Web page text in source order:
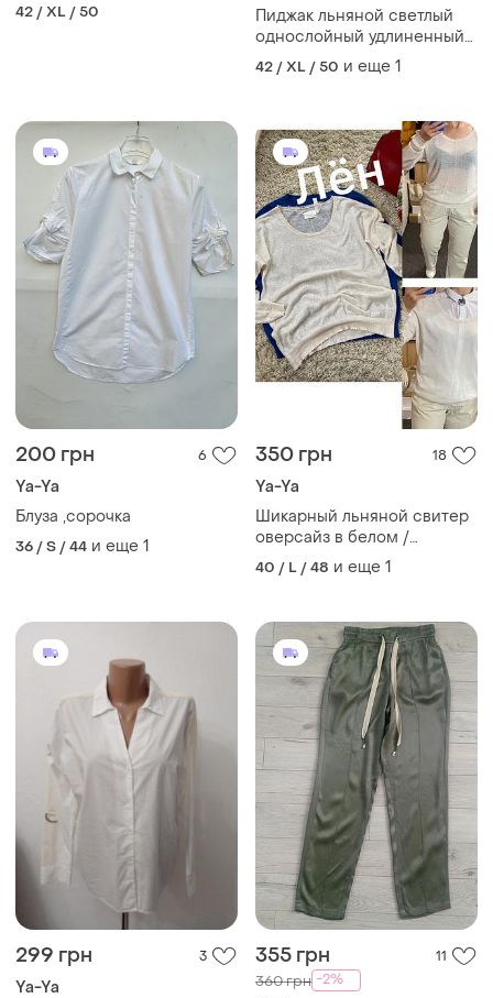
42 / XL / 50
Пиджак льняной светлый
однослойный удлиненный
легкий на лето размер xl xxl
недорогого кулиска на
42 / XL / 50 и еще 1
200 грн 6
Ya-Ya
Блуза ,сорочка
36 / S / 44 и еще 1
350 грн 18
Ya-Ya
Шикарный льняной свитер
оверсайз в белом /
кремовом цвете,ya ya,p.l-xl
40 / L / 48 и еще 1
299 грн 3
Ya-Ya
355 грн 11
360 грн -2%